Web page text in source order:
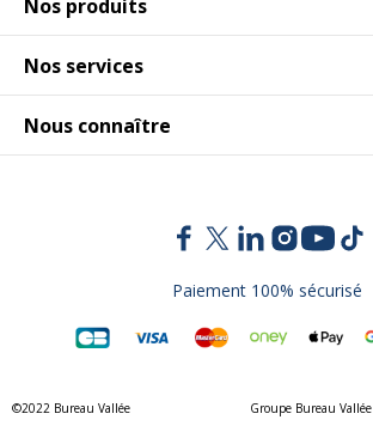
Nos produits
Nos services
Nous connaître
Paiement 100% sécurisé
©2022 Bureau Vallée Groupe Bureau Vallée